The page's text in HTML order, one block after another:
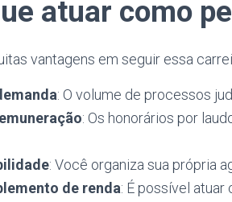
atuar como
vantagens em seguir essa
: O volume de processos
: Os honorários por
: Você organiza sua própria
de renda: É possível